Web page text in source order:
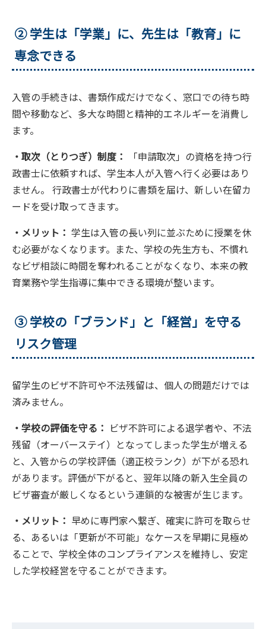
② 学生は「学業」に、先生は「教育」に
専念できる
入管の手続きは、書類作成だけでなく、窓口での待ち時
間や移動など、多大な時間と精神的エネルギーを消費し
ます。
・取次（とりつぎ）制度：
「申請取次」の資格を持つ行
政書士に依頼すれば、学生本人が入管へ行く必要はあり
ません。 行政書士が代わりに書類を届け、新しい在留カ
ードを受け取ってきます。
・メリット： 学生は入管の長い列に並ぶために授業を休
む必要がなくなります。また、学校の先生方も、不慣れ
なビザ相談に時間を奪われることがなくなり、本来の教
育業務や学生指導に集中できる環境が整います。
③ 学校の「ブランド」と「経営」を守る
リスク管理
留学生のビザ不許可や不法残留は、個人の問題だけでは
済みません。
・学校の評価を守る： ビザ不許可による退学者や、不法
残留（オーバーステイ）となってしまった学生が増える
と、入管からの学校評価（適正校ランク）が下がる恐れ
があります。評価が下がると、翌年以降の新入生全員の
ビザ審査が厳しくなるという連鎖的な被害が生じます。
・メリット： 早めに専門家へ繋ぎ、確実に許可を取らせ
る、あるいは「更新が不可能」なケースを早期に見極め
ることで、学校全体のコンプライアンスを維持し、安定
した学校経営を守ることができます。